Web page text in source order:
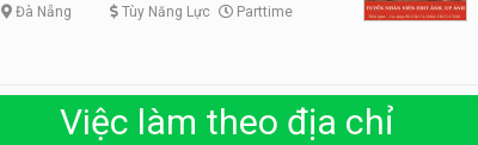
Đà Nẵng Tùy Năng Lực Parttime
Việc làm theo địa chỉ